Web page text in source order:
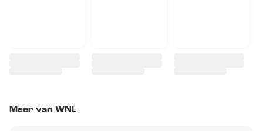
Meer van WNL